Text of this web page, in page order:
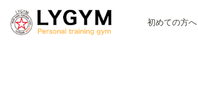
初めての方へ